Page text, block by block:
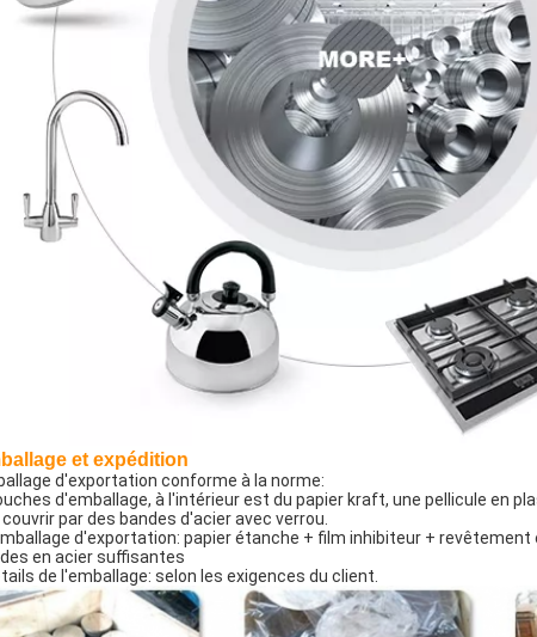
et expédition
d'exportation conforme à la norme:
d'emballage, à l'intérieur est du papier kraft, une pellicule en
couvrir par des bandes d'acier avec verrou.
d'exportation: papier étanche + film inhibiteur +
en acier suffisantes
de l'emballage: selon les exigences du client.